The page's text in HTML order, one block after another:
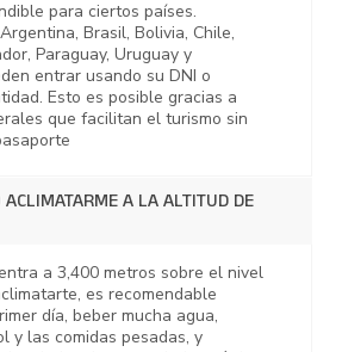
para ciertos países.
Brasil, Bolivia, Chile,
Paraguay, Uruguay y
entrar usando su DNI o
Esto es posible gracias a
que facilitan el turismo sin
A LA ALTITUD DE
a 3,400 metros sobre el nivel
es recomendable
día, beber mucha agua,
y las comidas pesadas, y